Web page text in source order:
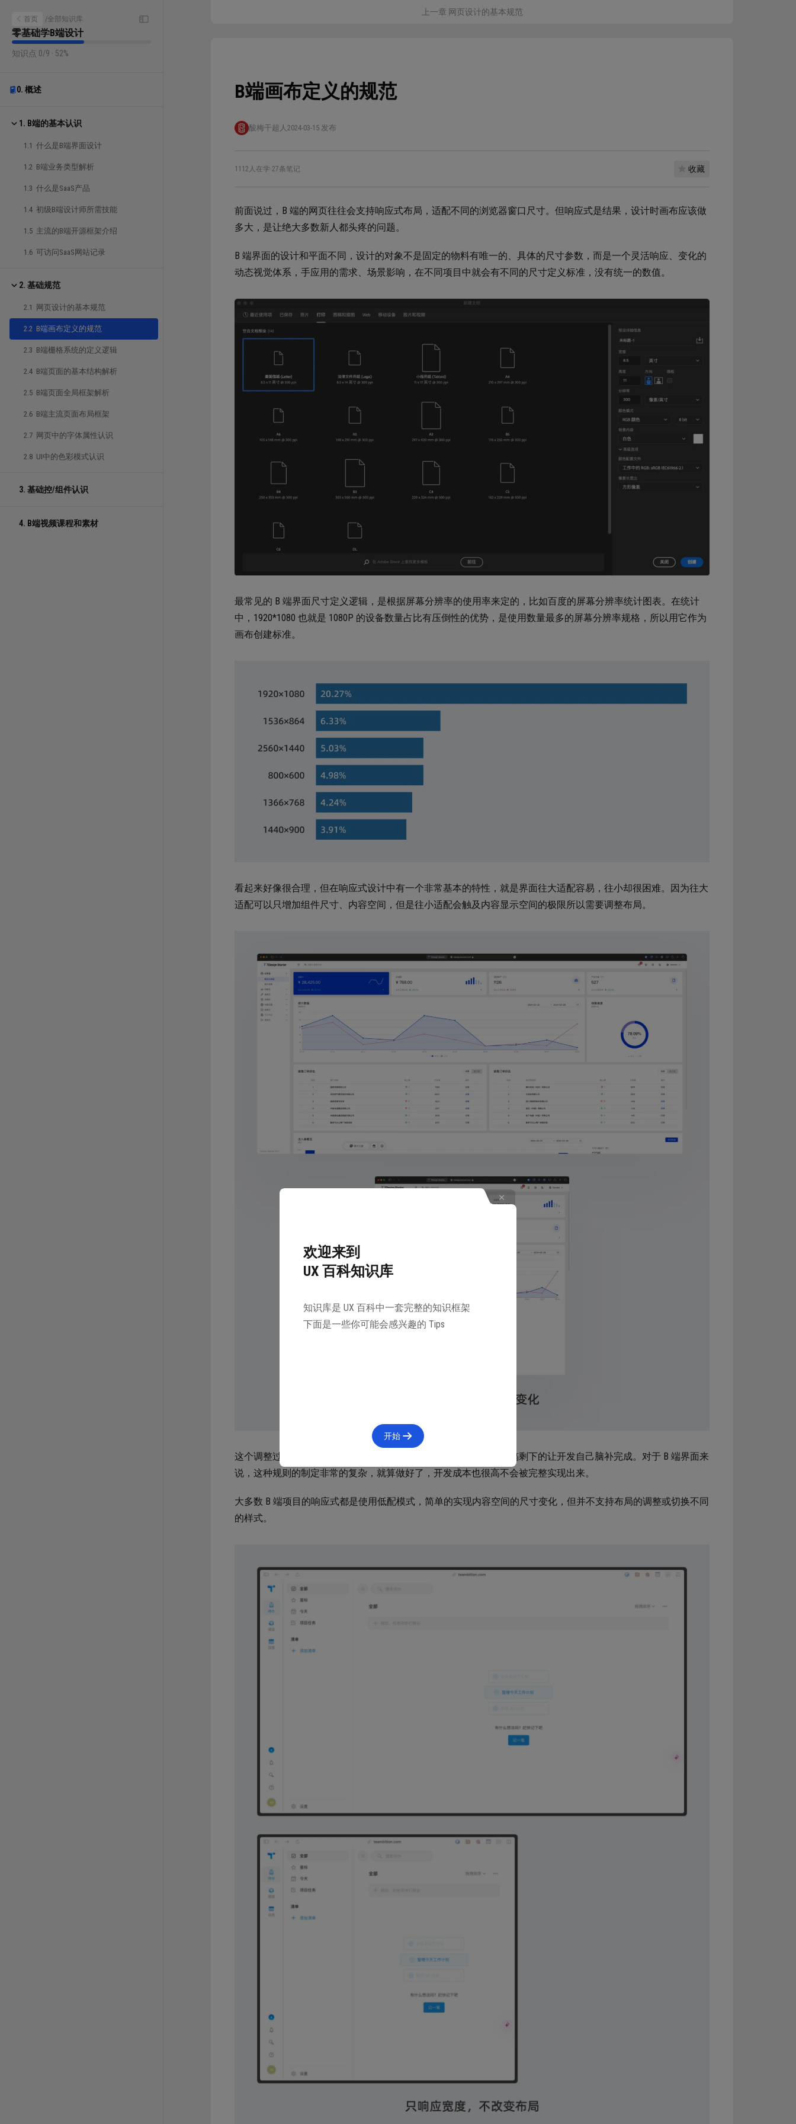
首页 /全部知识库
零基础学B端设计
知识点 0/9 · 52%
0. 概述
1. B端的基本认识
1.1 什么是B端界面设计
1.2 B端业务类型解析
1.3 什么是SaaS产品
1.4 初级B端设计师所需技能
1.5 主流的B端开源框架介绍
1.6 可访问SaaS网站记录
2. 基础规范
2.1 网页设计的基本规范
2.2 B端画布定义的规范
2.3 B端栅格系统的定义逻辑
2.4 B端页面的基本结构解析
2.5 B端页面全局框架解析
2.6 B端主流页面布局框架
2.7 网页中的字体属性认识
2.8 UI中的色彩模式认识
3. 基础控/组件认识
4. B端视频课程和素材
上一章 网页设计的基本规范
B端画布定义的规范
酸梅干超人 2024-03-15 发布
1112人在学·27条笔记 收藏
前面说过，B 端的网页往往会支持响应式布局，适配不同的浏览器窗口尺寸。但响应式是结果，设计时画布应该做
多大，是让绝大多数新人都头疼的问题。
B 端界面的设计和平面不同，设计的对象不是固定的物料有唯一的、具体的尺寸参数，而是一个灵活响应、变化的
动态视觉体系，手应用的需求、场景影响，在不同项目中就会有不同的尺寸定义标准，没有统一的数值。
最常见的 B 端界面尺寸定义逻辑，是根据屏幕分辨率的使用率来定的，比如百度的屏幕分辨率统计图表。在统计
中，1920*1080 也就是 1080P 的设备数量占比有压倒性的优势，是使用数量最多的屏幕分辨率规格，所以用它作为
画布创建标准。
看起来好像很合理，但在响应式设计中有一个非常基本的特性，就是界面往大适配容易，往小却很困难。因为往大
适配可以只增加组件尺寸、内容空间，但是往小适配会触及内容显示空间的极限所以需要调整布局。
这个调整过程是需要设计师去制定规则的，而不是只输出一个设计稿剩下的让开发自己脑补完成。对于 B 端界面来
说，这种规则的制定非常的复杂，就算做好了，开发成本也很高不会被完整实现出来。
大多数 B 端项目的响应式都是使用低配模式，简单的实现内容空间的尺寸变化，但并不支持布局的调整或切换不同
的样式。
欢迎来到
UX 百科知识库
知识库是 UX 百科中一套完整的知识框架
下面是一些你可能会感兴趣的 Tips
开始